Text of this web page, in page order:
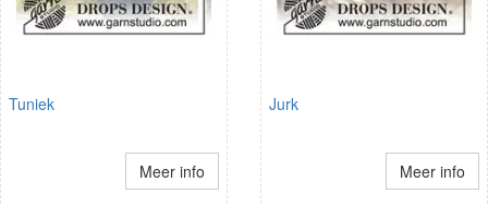
Tuniek
Meer info
Jurk
Meer info